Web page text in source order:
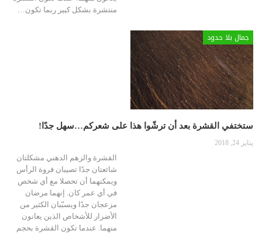
منتشرة بشكل كبير ربما تكون…
جمال بلا حدود
ستختفي القشرة بعد أن ترشّوا هذا على شعركم…سهل جدًا!
يناير 24, 2018
القشرة والزهم الدهني مشكلتان
شائعتان جدًا تصيبان فروة الرأس
ويمكنهما أن تحصلا مع أي شخص
في أي عمر كان. إنهما مرضان
مزعجان جدًا ويسبّبان الكثير من
الأضرار للأشخاص الذين يعانون
منهما. عندما تكون القشرة بحجم